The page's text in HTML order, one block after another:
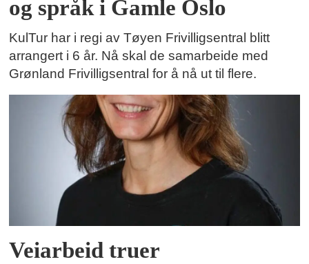
og språk i Gamle Oslo
KulTur har i regi av Tøyen Frivilligsentral blitt
arrangert i 6 år. Nå skal de samarbeide med
Grønland Frivilligsentral for å nå ut til flere.
Veiarbeid truer